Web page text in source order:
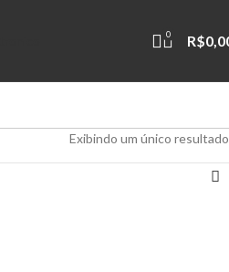
0 R$
Exibindo um único resultado